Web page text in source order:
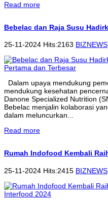
Read more
Bebelac dan Raja Susu
25-11-2024 Hits:2163 BIZNEWS
Dalam upaya mendukung
mendukung kesehatan
Danone Specialized Nutrition
Bebelac menjalin kolaborasi
dalam meluncurkan...
Read more
Rumah Indofood Kembali
25-11-2024 Hits:2415 BIZNEWS